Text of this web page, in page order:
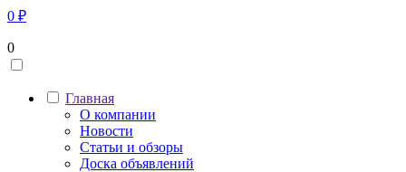
0 ₽
0
Главная
О компании
Новости
Статьи и обзоры
Доска объявлений